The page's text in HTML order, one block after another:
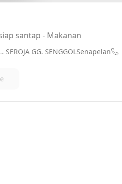
santap - Makanan
SEROJA GG. SENGGOLSenapelan